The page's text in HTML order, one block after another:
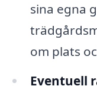
sina egna
om plats
Eventuell